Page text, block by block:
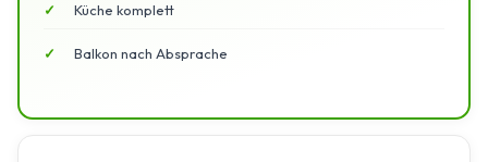
Küche komplett
Balkon nach Absprache